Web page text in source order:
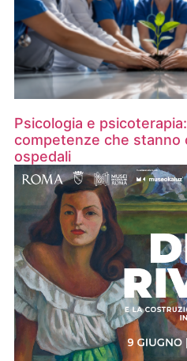
Psicologia e
competenze che stanno
ospedali